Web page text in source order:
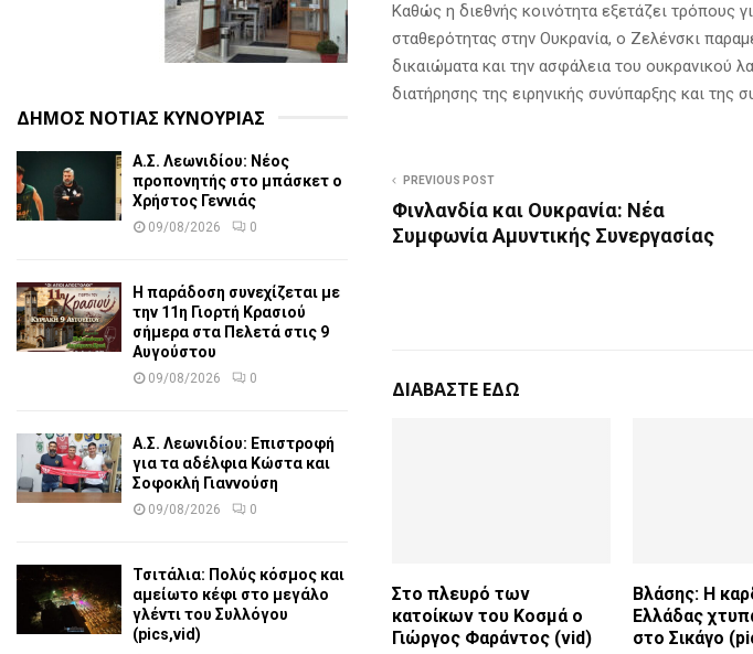
Καθώς η διεθνής κοινότητα εξετάζει τρόπους
σταθερότητας στην Ουκρανία, ο Ζελένσκι
δικαιώματα και την ασφάλεια του ουκρανικού
διατήρησης της ειρηνικής συνύπαρξης και της
PREVIOUS POST
Φινλανδία και Ουκρανία: Νέα
Συμφωνία Αμυντικής Συνεργασίας
ΔΙΑΒΑΣΤΕ ΕΔΩ
Στο πλευρό των
κατοίκων του Κοσμά ο
Γιώργος Φαράντος (vid)
Βλάσης: Η
Ελλάδας
στο Σικάγο
ΔΗΜΟΣ ΝΟΤΙΑΣ ΚΥΝΟΥΡΙΑΣ
Α.Σ. Λεωνιδίου: Νέος
προπονητής στο μπάσκετ ο
Χρήστος Γεννιάς
09/08/2026 0
Η παράδοση συνεχίζεται με
την 11η Γιορτή Κρασιού
σήμερα στα Πελετά στις 9
Αυγούστου
09/08/2026 0
Α.Σ. Λεωνιδίου: Επιστροφή
για τα αδέλφια Κώστα και
Σοφοκλή Γιαννούση
09/08/2026 0
Τσιτάλια: Πολύς κόσμος και
αμείωτο κέφι στο μεγάλο
γλέντι του Συλλόγου
(pics,vid)